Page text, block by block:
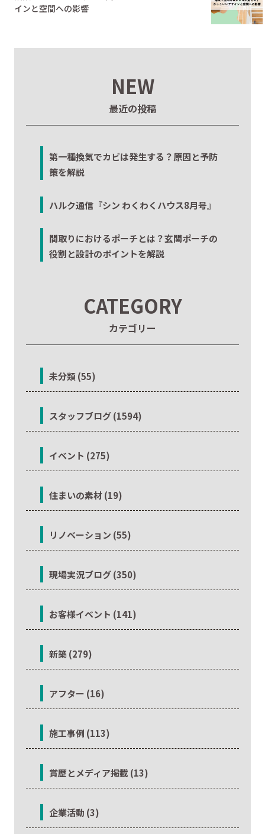
インと空間への影響
NEW
最近の投稿
第一種換気でカビは発生する？原因と予防
策を解説
ハルク通信『シン わくわくハウス8月号』
間取りにおけるポーチとは？玄関ポーチの
役割と設計のポイントを解説
CATEGORY
カテゴリー
未分類 (55)
スタッフブログ (1594)
イベント (275)
住まいの素材 (19)
リノベーション (55)
現場実況ブログ (350)
お客様イベント (141)
新築 (279)
アフター (16)
施工事例 (113)
賞歴とメディア掲載 (13)
企業活動 (3)